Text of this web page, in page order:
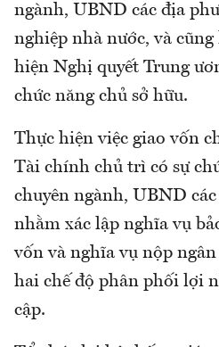
ngành, UBND các địa
nghiệp nhà nước, và
hiện Nghị quyết Trung
chức năng chủ sở hữu.
Thực hiện việc giao vốn
Tài chính chủ trì có sự
chuyên ngành, UBND
nhằm xác lập nghĩa vụ
vốn và nghĩa vụ nộp
hai chế độ phân phối lợi
cập.